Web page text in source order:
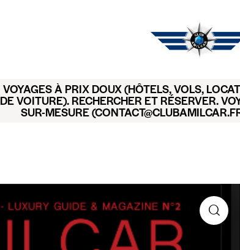
VOYAGES À PRIX DOUX (HÔTELS, VOLS,
DE VOITURE). RECHERCHER ET RÉSERVER.
SUR-MESURE